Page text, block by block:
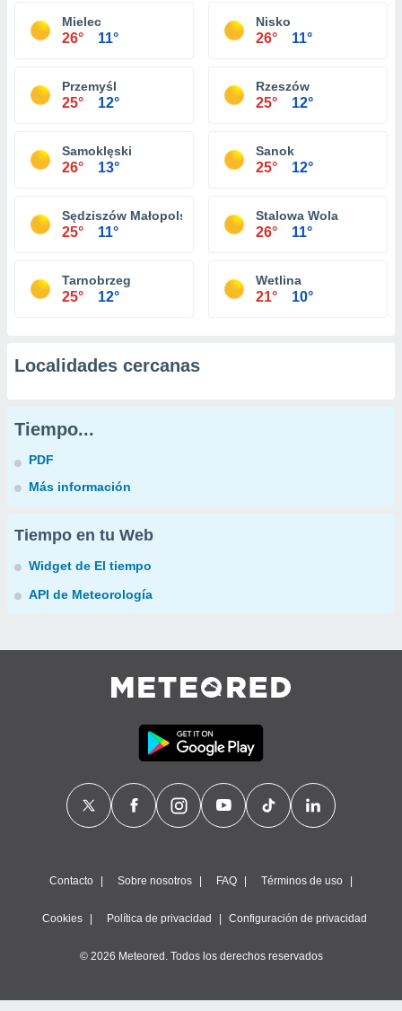
Mielec
26° 11°
Nisko
26° 11°
Przemyśl
25° 12°
Rzeszów
25° 12°
Samoklęski
26° 13°
Sanok
25° 12°
Sędziszów Małopolski
25° 11°
Stalowa Wola
26° 11°
Tarnobrzeg
25° 12°
Wetlina
21° 10°
Localidades cercanas
Tiempo...
PDF
Más información
Tiempo en tu Web
Widget de El tiempo
API de Meteorología
Contacto Sobre nosotros FAQ Términos de uso
Cookies Política de privacidad Configuración de privacidad
© 2026 Meteored. Todos los derechos reservados